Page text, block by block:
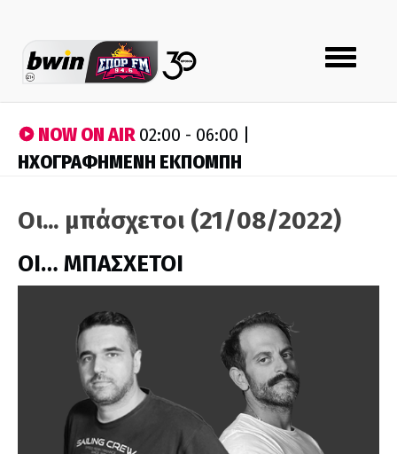
Toggle
navigation
NOW ON AIR02:00 - 06:00 |
ΗΧΟΓΡΑΦΗΜΕΝΗ ΕΚΠΟΜΠΗ
Οι... μπάσχετοι (21/08/2022)
ΟΙ… ΜΠΑΣΧΕΤΟΙ